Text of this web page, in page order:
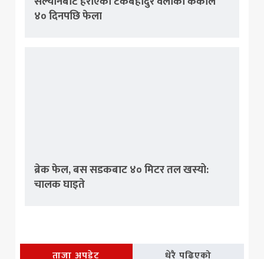
४० दिनपछि फेला
ब्रेक फेल, बस सडकबाट ४० मिटर तल खस्यो:
चालक घाइते
ताजा अपडेट धेरै पढिएको